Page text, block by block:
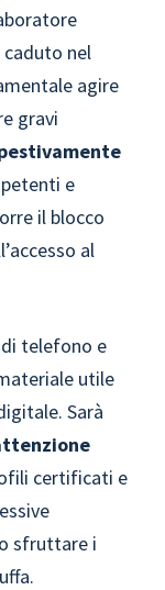
nel
agire
gravi
e
il blocco
al
telefono e
utile
Sarà
certificati e
sfruttare i